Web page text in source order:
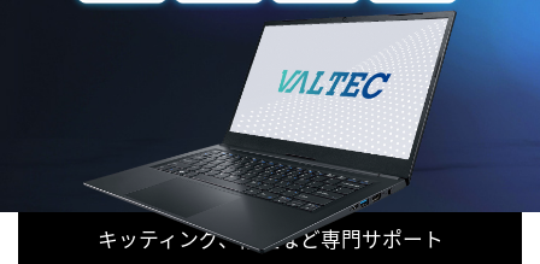
キッティング、修理など専門サポート